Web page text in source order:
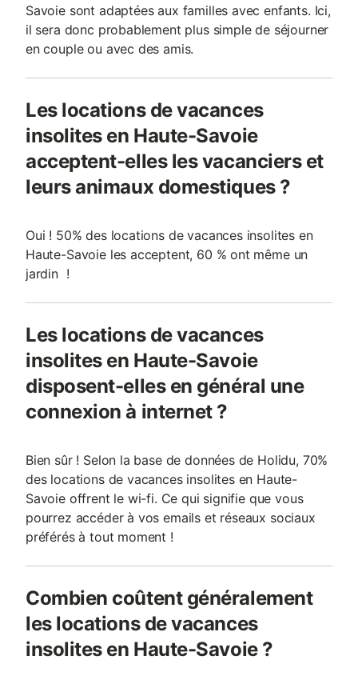
Savoie sont adaptées aux familles avec enfants. Ici,
il sera donc probablement plus simple de séjourner
en couple ou avec des amis.
Les locations de vacances
insolites en Haute-Savoie
acceptent-elles les vacanciers et
leurs animaux domestiques ?
Oui ! 50% des locations de vacances insolites en
Haute-Savoie les acceptent, 60 % ont même un
jardin !
Les locations de vacances
insolites en Haute-Savoie
disposent-elles en général une
connexion à internet ?
Bien sûr ! Selon la base de données de Holidu, 70%
des locations de vacances insolites en Haute-
Savoie offrent le wi-fi. Ce qui signifie que vous
pourrez accéder à vos emails et réseaux sociaux
préférés à tout moment !
Combien coûtent généralement
les locations de vacances
insolites en Haute-Savoie ?